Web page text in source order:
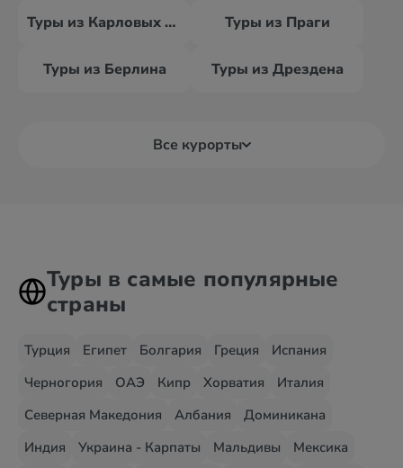
Туры из Карловых Вар Туры из Праги
Туры из Берлина Туры из Дрездена
Все курорты
Туры в самые популярные
страны
Турция Египет Болгария Греция
Испания
Черногория
ОАЭ Кипр Хорватия
Италия
Северная Македония
Албания
Доминикана
Индия
Украина - Карпаты Мальдивы
Мексика